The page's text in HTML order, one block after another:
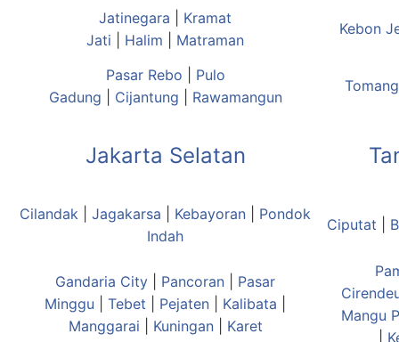
Jatinegara
Kramat
Jati
Halim Matraman
Kebon
Pasar Rebo
Pulo
Gadung
Cijantung Rawamangun
Tomang
Jakarta Selatan
Cilandak Jagakarsa Kebayoran
Pondok
Indah
Ciputat
Gandaria City Pancoran
Pasar
Minggu
Tebet Pejaten Kalibata
Manggarai
Kuningan| Karet
Mangu